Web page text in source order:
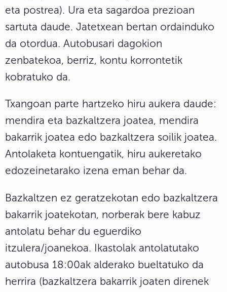
eta postrea). Ura eta sagardoa prezioan
sartuta daude. Jatetxean bertan ordainduko
da otordua. Autobusari dagokion
zenbatekoa, berriz, kontu korrontetik
kobratuko da.
Txangoan parte hartzeko hiru aukera daude:
mendira eta bazkaltzera joatea, mendira
bakarrik joatea edo bazkaltzera soilik joatea.
Antolaketa kontuengatik, hiru aukeretako
edozeinetarako izena eman behar da.
Bazkaltzen ez geratzekotan edo bazkaltzera
bakarrik joatekotan, norberak bere kabuz
antolatu behar du eguerdiko
itzulera/joanekoa. Ikastolak antolatutako
autobusa 18:00ak alderako bueltatuko da
herrira (bazkaltzera bakarrik joaten direnek